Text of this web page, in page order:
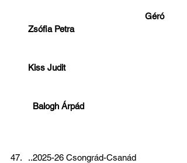
                                                  Géró
Zsófia Petra
Kiss Judit
  Balogh Árpád
..2025-26 Csongrád-Csanád